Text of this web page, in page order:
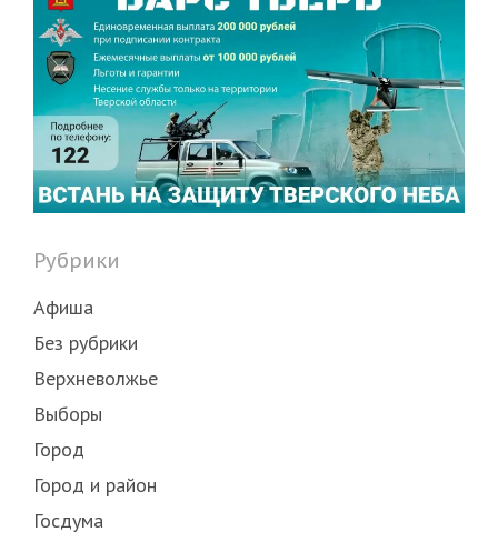
Рубрики
Афиша
Без рубрики
Верхневолжье
Выборы
Город
Город и район
Госдума